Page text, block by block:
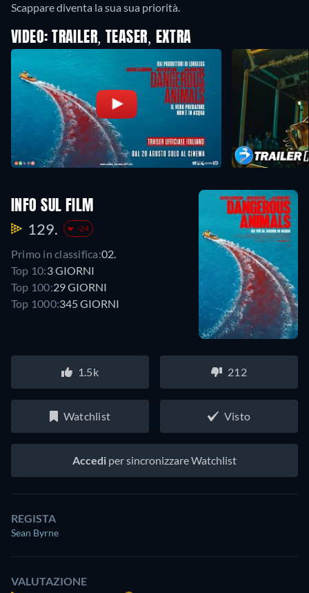
Scappare diventa la sua sua priorità.
VIDEO: TRAILER, TEASER, EXTRA
INFO SUL FILM
129. -24
Primo in classifica:02.
Top 10:3 GIORNI
Top 100:29 GIORNI
Top 1000:345 GIORNI
1.5k 212
Watchlist Visto
Accedi per sincronizzare Watchlist
REGISTA
Sean Byrne
VALUTAZIONE